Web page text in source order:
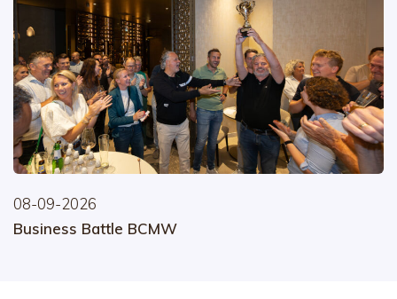
08-09-2026
Business Battle BCMW